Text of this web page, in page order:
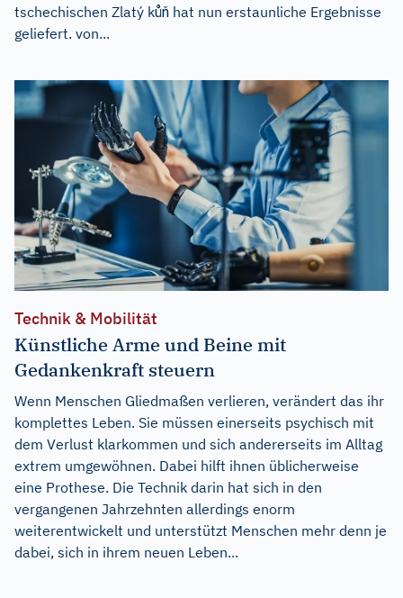
tschechischen Zlatý kůň hat nun erstaunliche Ergebnisse
geliefert. von...
Technik & Mobilität
Künstliche Arme und Beine mit
Gedankenkraft steuern
Wenn Menschen Gliedmaßen verlieren, verändert das ihr
komplettes Leben. Sie müssen einerseits psychisch mit
dem Verlust klarkommen und sich andererseits im Alltag
extrem umgewöhnen. Dabei hilft ihnen üblicherweise
eine Prothese. Die Technik darin hat sich in den
vergangenen Jahrzehnten allerdings enorm
weiterentwickelt und unterstützt Menschen mehr denn je
dabei, sich in ihrem neuen Leben...